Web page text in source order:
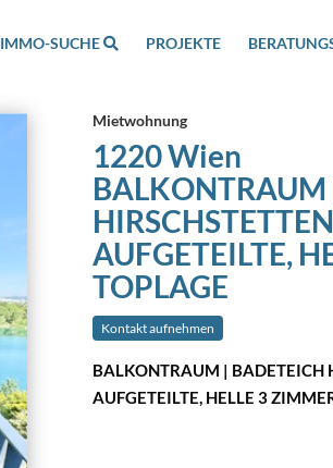
IMMO-SUCHE PROJEKTE
Mietwohnung
1220 Wien
BALKONTRAUM
AUFGETEILTE,
TOPLAGE
Kontakt aufnehmen
BALKONTRAUM | BADETEICH
AUFGETEILTE, HELLE 3